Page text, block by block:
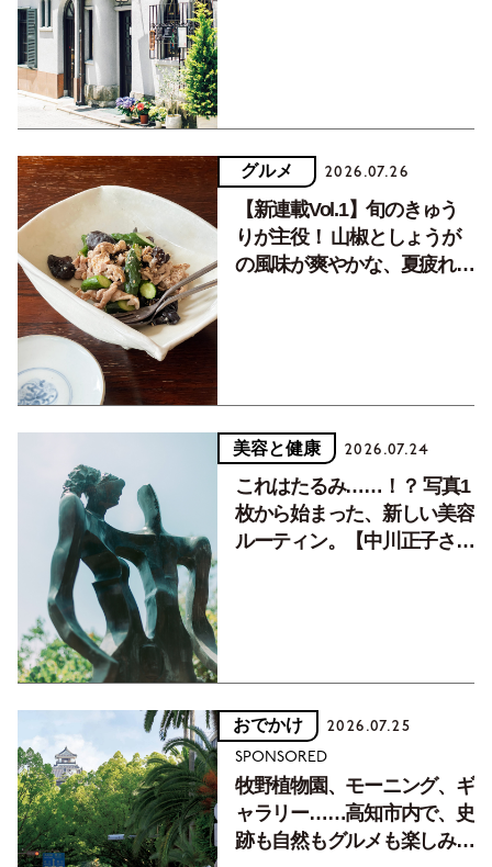
グルメ 2026.07.26
【新連載Vol.1】旬のきゅう
りが主役！ 山椒としょうが
の風味が爽やかな、夏疲れを
美容と健康 2026.07.24
これはたるみ……！？ 写真1
枚から始まった、新しい美容
ルーティン。【中川正子さん
おでかけ 2026.07.25
SPONSORED
牧野植物園、モーニング、ギ
ャラリー……高知市内で、史
跡も自然もグルメも楽しみ尽